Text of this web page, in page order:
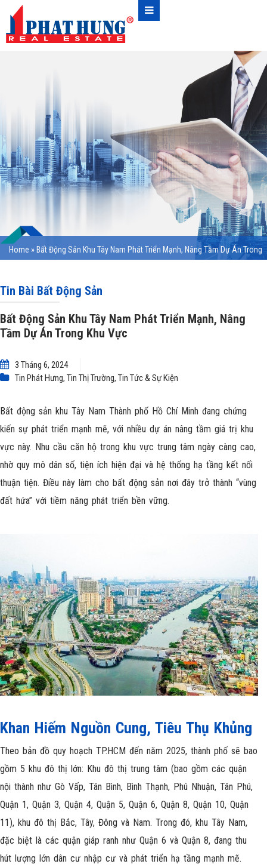
Home » Bất Động Sản Khu Tây Nam Phát Triển Mạnh, Nâng Tầm Dự Án Trong
Tin Bài Bất Động Sản
Bất Động Sản Khu Tây Nam Phát Triển Mạnh, Nâng
Tầm Dự Án Trong Khu Vực
3 Tháng 6, 2024
Tin Phát Hưng, Tin Thị Trường, Tin Tức & Sự Kiện
Bất động sản khu Tây Nam Thành phố Hồ Chí Minh đang chứng
kiến sự phát triển mạnh mẽ, với nhiều dự án nâng tầm giá trị khu
vực này. Nhu cầu căn hộ trong khu vực trung tâm ngày càng cao,
nhờ quy mô dân số, tiện ích hiện đại và hệ thống hạ tầng kết nối
thuận tiện. Điều này làm cho bất động sản nơi đây trở thành “vùng
đất hứa” với tiềm năng phát triển bền vững.
Khan Hiếm Nguồn Cung, Tiêu Thụ Khủng
Theo bản đồ quy hoạch TP.HCM đến năm 2025, thành phố sẽ bao
gồm 5 khu đô thị lớn: Khu đô thị trung tâm (bao gồm các quận
nội thành như Gò Vấp, Tân Bình, Bình Thạnh, Phú Nhuận, Tân Phú,
Quận 1, Quận 3, Quận 4, Quận 5, Quận 6, Quận 8, Quận 10, Quận
11), khu đô thị Bắc, Tây, Đông và Nam. Trong đó, khu Tây Nam,
đặc biệt là các quận giáp ranh như Quận 6 và Quận 8, đang thu
hút lượng lớn dân cư nhập cư và phát triển hạ tầng mạnh mẽ.